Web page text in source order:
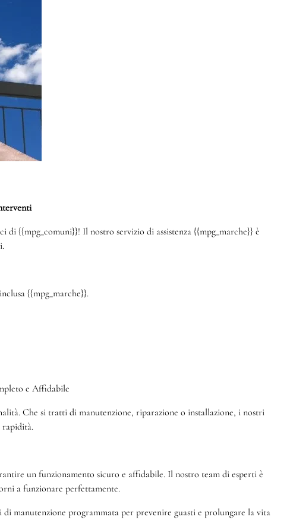
{{mpg_comuni}}! Il nostro servizio di assistenza {{mpg_marche}} è
{{mpg_marche}}.
e Affidabile
Che si tratti di manutenzione, riparazione o installazione, i nostri
rapidità.
un funzionamento sicuro e affidabile. Il nostro team di esperti è
a funzionare perfettamente.
manutenzione programmata per prevenire guasti e prolungare la vita